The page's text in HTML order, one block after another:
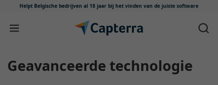
Helpt Belgische bedrijven al 18 jaar bij het vinden van de juiste software
Meteen naar content
Geavanceerde technologie